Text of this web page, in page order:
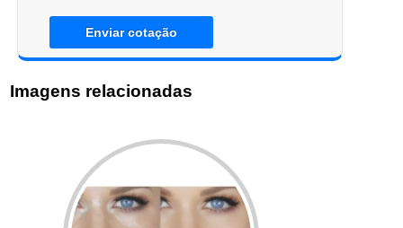
Enviar cotação
Imagens relacionadas